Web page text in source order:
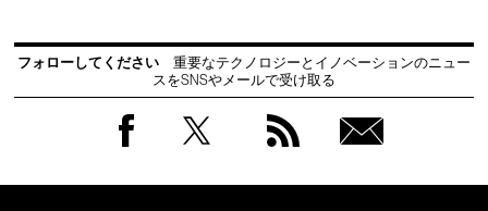
フォローしてください
重要なテクノロジーとイノベーションのニュー
スをSNSやメールで受け取る